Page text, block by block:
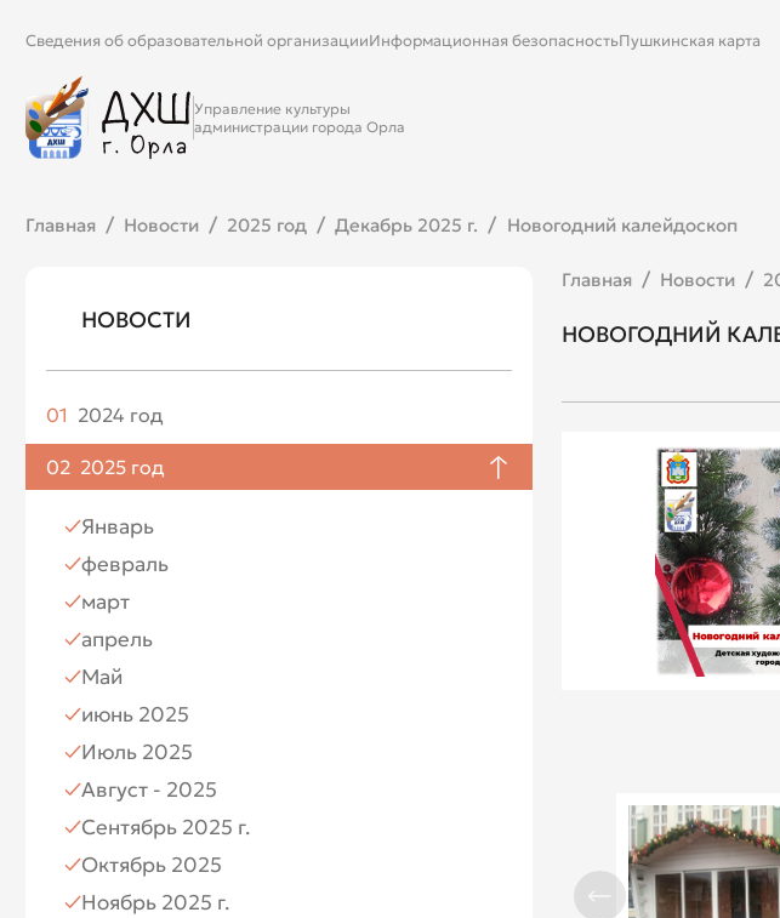
Сведения об образовательной организацииИнформационная безопасностьПушкинская карта
Управление культуры
администрации города Орла
Главная Новости 2025 год Декабрь 2025 г. Новогодний калейдоскоп
НОВОСТИ
01 2024 год
Апрель
Май
Июнь
Июль
Август
Ноябрь
Декабрь
02 2025 год
Январь
февраль
март
апрель
Май
июнь 2025
Июль 2025
Август - 2025
Сентябрь 2025 г.
Октябрь 2025
Ноябрь 2025 г.
Главная Новости
НОВОГОДНИЙ